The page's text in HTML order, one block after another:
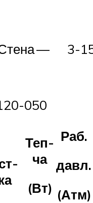
— 3-
050
Теп-
ча
(Вт)
Раб.
давл.
(Атм)